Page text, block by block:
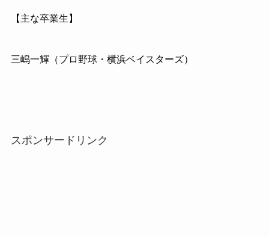
【主な卒業生】
三嶋一輝（プロ野球・横浜ベイスターズ）
スポンサードリンク